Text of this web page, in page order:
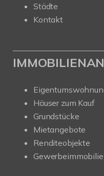
Städte
Kontakt
Häuser zum Kauf
Grundstücke
Mietangebote
Renditeobjekte